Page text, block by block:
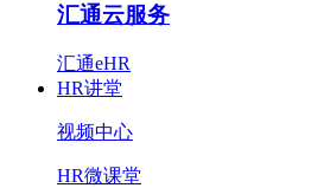
汇通云服务
汇通eHR
HR讲堂
视频中心
HR微课堂